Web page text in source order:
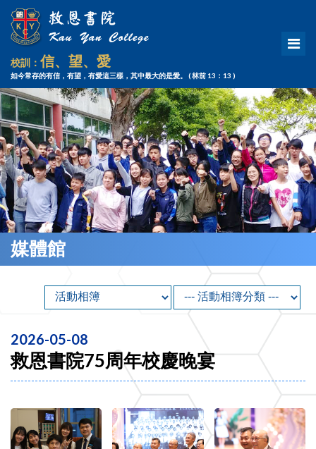
校訓：信、望、愛
如今常存的有信，有望，有愛這三樣，其中最大的是愛。 ( 林前 13：13 )
媒體館
2026-05-08
救恩書院75周年校慶晚宴